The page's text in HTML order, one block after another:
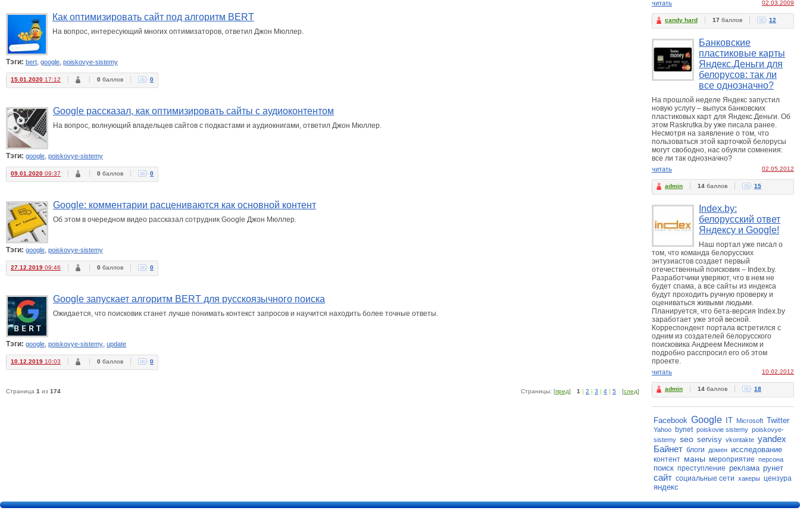
Как оптимизировать сайт под алгоритм BERT
На вопрос, интересующий многих оптимизаторов, ответил Джон Мюллер.
Тэги: bert, google, poiskovye-sistemy
15.01.2020 17:12 0 баллов 0
Google рассказал, как оптимизировать сайты с аудиоконтентом
На вопрос, волнующий владельцев сайтов с подкастами и аудиокнигами, ответил Джон Мюллер.
Тэги: google, poiskovye-sistemy
09.01.2020 09:37 0 баллов 0
Google: комментарии расцениваются как основной контент
Об этом в очередном видео рассказал сотрудник Google Джон Мюллер.
Тэги: google, poiskovye-sistemy
27.12.2019 09:46 0 баллов 0
Google запускает алгоритм BERT для русскоязычного поиска
Ожидается, что поисковик станет лучше понимать контекст запросов и научится находить более точные ответы.
Тэги: google, poiskovye-sistemy, update
10.12.2019 10:03 0 баллов 0
Страница 1 из 174 Страницы: [пред] 1 | 2 | 3 | 4 | 5 [след]
читать 02.03.2009
candy hard 17 баллов 12
Банковские
пластиковые карты
Яндекс.Деньги для
белорусов: так ли
все однозначно?
На прошлой неделе Яндекс запустил
новую услугу – выпуск банковских
пластиковых карт для Яндекс.Деньги. Об
этом Raskrutka.by уже писала ранее.
Несмотря на заявление о том, что
пользоваться этой карточкой белорусы
могут свободно, нас обуяли сомнения:
все ли так однозначно?
читать 02.05.2012
admin 14 баллов 15
Index.by:
белорусский ответ
Яндексу и Google!
Наш портал уже писал о
том, что команда белорусских
энтузиастов создает первый
отечественный поисковик – Index.by.
Разработчики уверяют, что в нем не
будет спама, а все сайты из индекса
будут проходить ручную проверку и
оцениваться живыми людьми.
Планируется, что бета-версия Index.by
заработает уже этой весной.
Корреспондент портала встретился с
одним из создателей белорусского
поисковика Андреем Месником и
подробно расспросил его об этом
проекте.
читать 10.02.2012
admin 14 баллов 18
Facebook Google IT Microsoft Twitter
Yahoo bynet poiskovie sistemy poiskovye-
sistemy seo servisy vkontakte yandex
Байнет блоги домен исследование
контент маны мероприятие персона
поиск преступление реклама рунет
сайт социальные сети хакеры цензура
яндекс